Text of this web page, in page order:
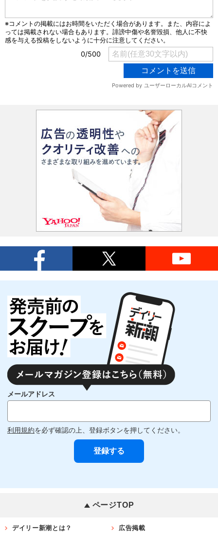
メールアドレス
利用規約を必ず確認の上、登録ボタンを押してください。
ページTOP
デイリー新潮とは？ 広告掲載